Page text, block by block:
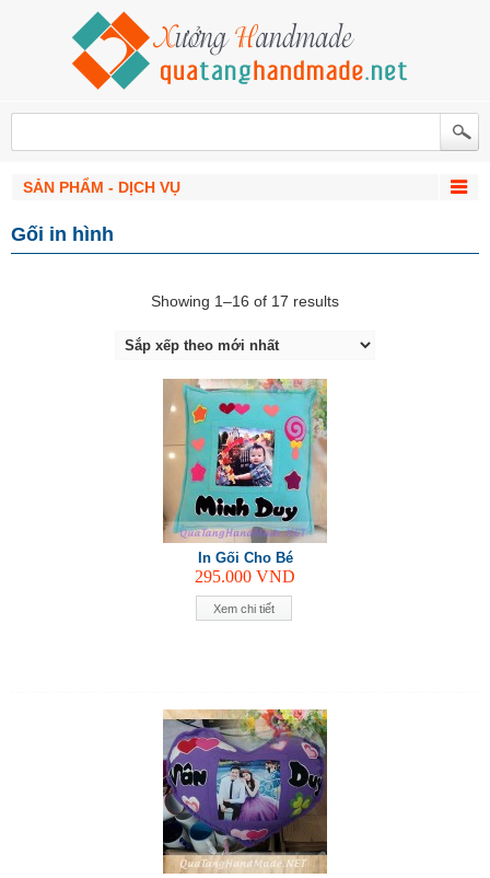
SẢN PHẨM - DỊCH VỤ
Gối in hình
Showing 1–16 of 17 results
Xem chi tiết
In Gối Cho Bé
295.000 VND